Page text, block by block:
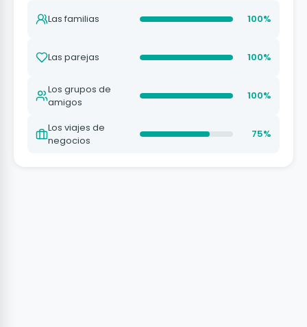
Las familias 100%
Las parejas 100%
Los grupos de
amigos
100%
Los viajes de
negocios
75%